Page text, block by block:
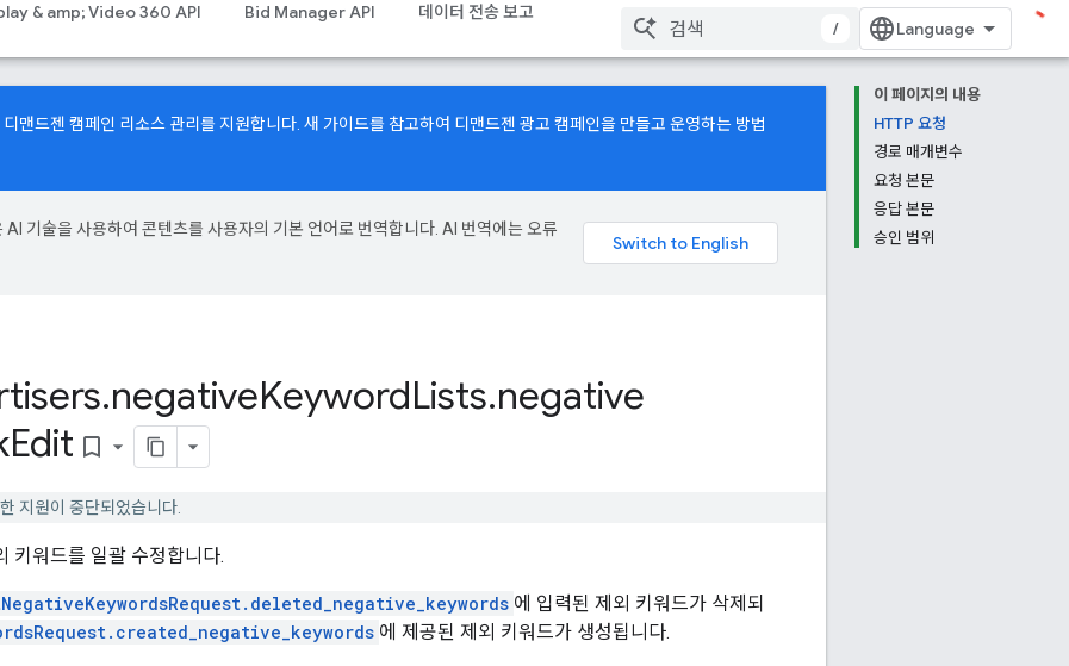
& amp; Video 360 API Bid Manager API 데이터 전송 보고
/
이 페이지의 내용
HTTP 요청
경로 매개변수
요청 본문
응답 본문
승인 범위
맨드젠 캠페인 리소스 관리를 지원합니다. 새 가이드를 참고하여 디맨드젠 광고 캠페인을 만들고 운영하는 방법
AI 기술을 사용하여 콘텐츠를 사용자의 기본 언어로 번역합니다. AI 번역에는 오류
.negativeKeywordLists.negative
Edit bookmark_border
지원이 중단되었습니다.
키워드를 일괄 수정합니다.
에 입력된 제외 키워드가 삭제되
에 제공된 제외 키워드가 생성됩니다.